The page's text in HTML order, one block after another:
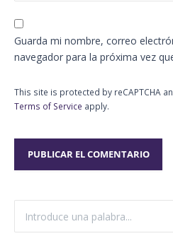
Guarda mi nombre, correo
navegador para la próxima vez
This site is protected by reCAPTCHA
Terms of Service apply.